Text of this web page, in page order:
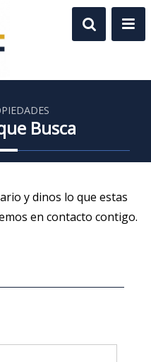
Busca
y dinos lo que estas
en contacto contigo.